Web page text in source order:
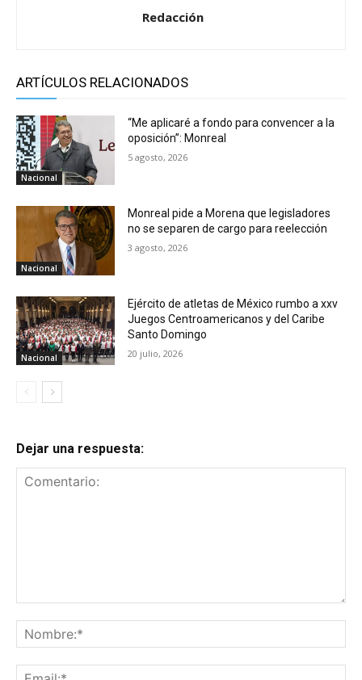
Redacción
ARTÍCULOS RELACIONADOS
Nacional
“Me aplicaré a fondo para convencer a la
oposición”: Monreal
5 agosto, 2026
Nacional
Monreal pide a Morena que legisladores
no se separen de cargo para reelección
3 agosto, 2026
Nacional
Ejército de atletas de México rumbo a xxv
Juegos Centroamericanos y del Caribe
Santo Domingo
20 julio, 2026
Dejar una respuesta: